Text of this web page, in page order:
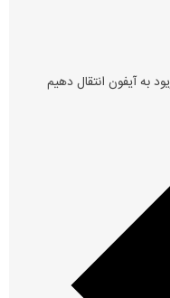
به آیفون انتقال دهیم